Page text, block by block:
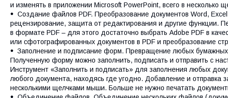
и изменять в приложении Microsoft PowerPoint, всего в несколько
Создание файлов PDF. Преобразование документов Word,
рецензирование, защита от редактирования и другие функции.
в формате PDF – для этого достаточно выбрать Adobe PDF в
или сфотографированных документов в PDF и преобразование
Заполнение и подписание форм. Превращение любых бумажных
Полученную форму можно заполнить, подписать и отправить с
Инструмент «Заполнить и подписать» для заполнения любых
любого документа, находясь где угодно. Добавление и отправка
несколькими щелчками мыши. Больше не нужно печатать